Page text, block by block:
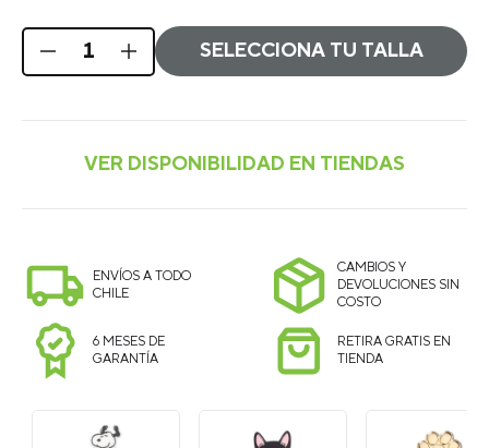
SELECCIONA TU TALLA
ENVÍOS A TODO
CHILE
CAMBIOS Y
DEVOLUCIONES SIN
COSTO
6 MESES DE
GARANTÍA
RETIRA GRATIS EN
TIENDA